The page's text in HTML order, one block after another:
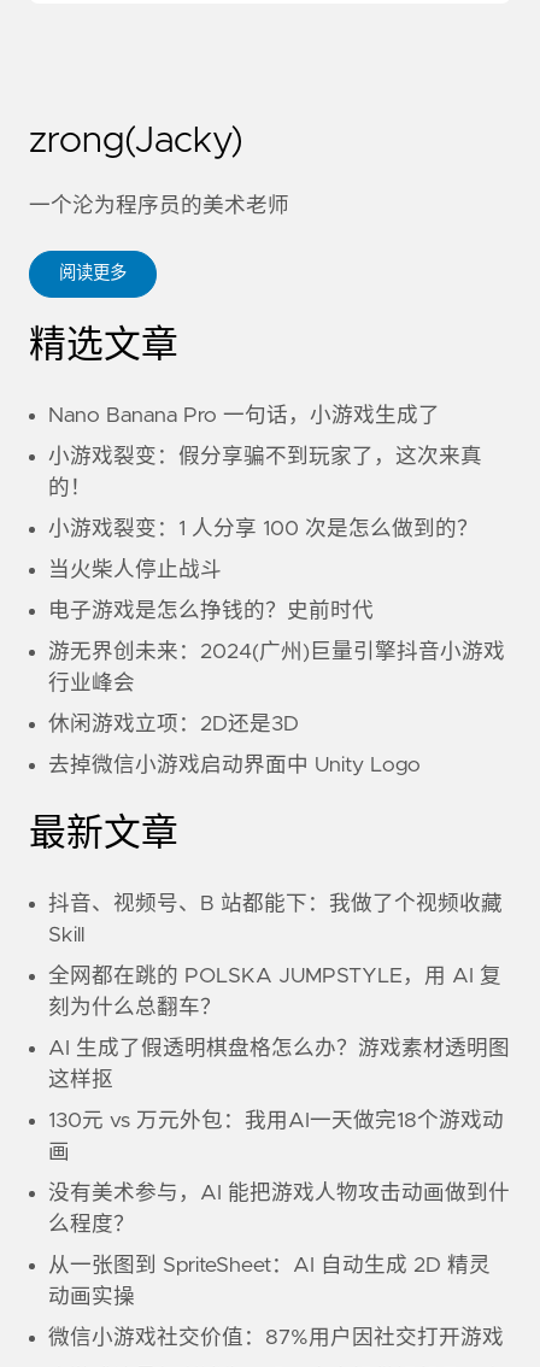
zrong(Jacky)
一个沦为程序员的美术老师
阅读更多
精选文章
Nano Banana Pro 一句话，小游戏生成了
小游戏裂变：假分享骗不到玩家了，这次来真
的！
小游戏裂变：1 人分享 100 次是怎么做到的？
当火柴人停止战斗
电子游戏是怎么挣钱的？史前时代
游无界创未来：2024(广州)巨量引擎抖音小游戏
行业峰会
休闲游戏立项：2D还是3D
去掉微信小游戏启动界面中 Unity Logo
最新文章
抖音、视频号、B 站都能下：我做了个视频收藏
Skill
全网都在跳的 POLSKA JUMPSTYLE，用 AI 复
刻为什么总翻车？
AI 生成了假透明棋盘格怎么办？游戏素材透明图
这样抠
130元 vs 万元外包：我用AI一天做完18个游戏动
画
没有美术参与，AI 能把游戏人物攻击动画做到什
么程度？
从一张图到 SpriteSheet：AI 自动生成 2D 精灵
动画实操
微信小游戏社交价值：87%用户因社交打开游戏